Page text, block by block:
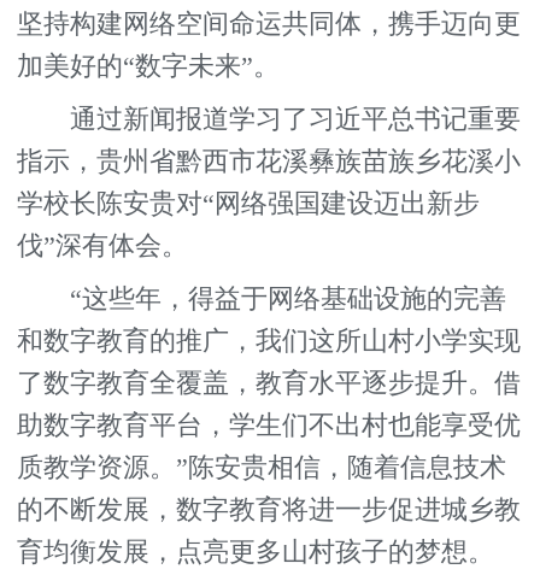
坚持构建网络空间命运共同体，携手迈向更
加美好的“数字未来”。
通过新闻报道学习了习近平总书记重要
指示，贵州省黔西市花溪彝族苗族乡花溪小
学校长陈安贵对“网络强国建设迈出新步
伐”深有体会。
“这些年，得益于网络基础设施的完善
和数字教育的推广，我们这所山村小学实现
了数字教育全覆盖，教育水平逐步提升。借
助数字教育平台，学生们不出村也能享受优
质教学资源。”陈安贵相信，随着信息技术
的不断发展，数字教育将进一步促进城乡教
育均衡发展，点亮更多山村孩子的梦想。